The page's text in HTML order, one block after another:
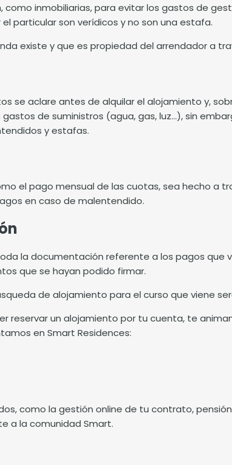
inmobiliarias, para evitar los gastos de
particular son verídicos y no son una estafa.
existe y que es propiedad del arrendador a
se aclare antes de alquilar el alojamiento y,
de suministros (agua, gas, luz…), sin
y estafas.
el pago mensual de las cuotas, sea hecho a
en caso de malentendido.
la documentación referente a los pagos que
que se hayan podido firmar.
de alojamiento para el curso que viene
reservar un alojamiento por tu cuenta, te
en Smart Residences:
como la gestión online de tu contrato,
a la comunidad Smart.